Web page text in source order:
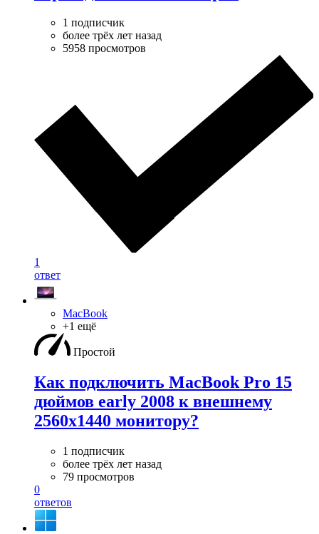
1 подписчик
более трёх лет назад
5958 просмотров
1
ответ
MacBook
+1 ещё
Простой
Как подключить MacBook Pro 15
дюймов early 2008 к внешнему
2560x1440 монитору?
1 подписчик
более трёх лет назад
79 просмотров
0
ответов